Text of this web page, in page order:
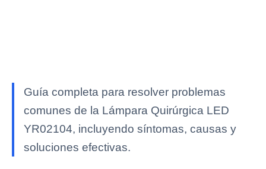
Guía completa para resolver problemas
comunes de la Lámpara Quirúrgica LED
YR02104, incluyendo síntomas, causas y
soluciones efectivas.